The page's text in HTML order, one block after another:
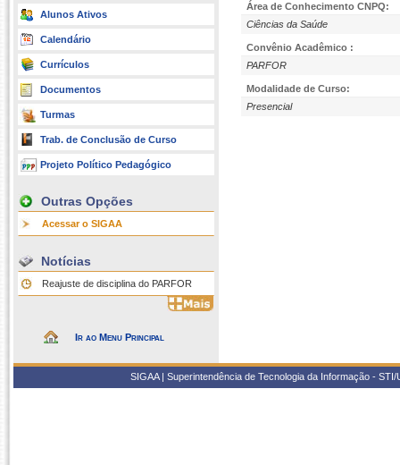
Alunos Ativos
Calendário
Currículos
Documentos
Turmas
Trab. de Conclusão de Curso
Projeto Político Pedagógico
Outras Opções
Acessar o SIGAA
Notícias
Reajuste de disciplina do PARFOR
Ir ao Menu Principal
Área de Conhecimento CNPQ:
Ciências da Saúde
Convênio Acadêmico :
PARFOR
Modalidade de Curso:
Presencial
SIGAA | Superintendência de Tecnologia da Informação -